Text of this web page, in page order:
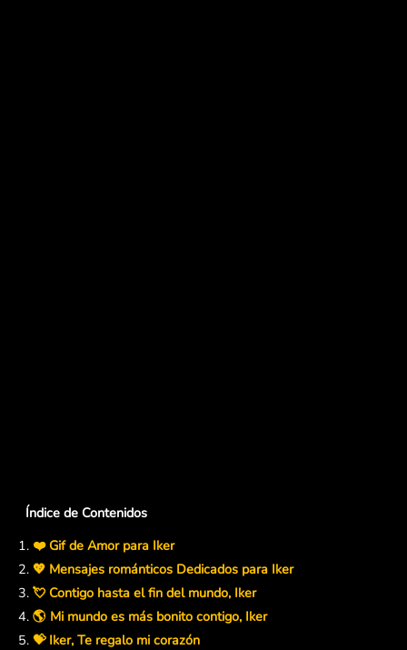
Índice de Contenidos
❤️ Gif de Amor para Iker
💖 Mensajes románticos Dedicados para Iker
💘 Contigo hasta el fin del mundo, Iker
🌎 Mi mundo es más bonito contigo, Iker
💝 Iker, Te regalo mi corazón